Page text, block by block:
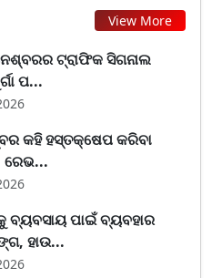
View More
ଟ୍ରାଫିକ ସିଗନାଲ
ପ...
କହି ହସ୍ତକ୍ଷେପ କରିବା
ରେଭ...
ପାଇଁ ବ୍ୟବହାର
ହାଉ...